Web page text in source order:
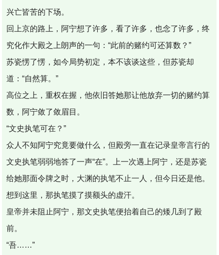
兴亡皆苦的下场。
回上京的路上，阿宁想了许多，看了许多，也念了许多，终
究化作大殿之上朗声的一句：“此前的赌约可还算数？”
苏瓷愣了愣，如今局势初定，本不该谈这些，但苏瓷却
道：“自然算。”
高位之上，重权在握，他依旧答她那让他放弃一切的赌约算
数，阿宁敛了敛眉目。
“文史执笔可在？”
众人不知阿宁究竟要做什么，但殿旁一直在记录皇帝言行的
文史执笔弱弱地答了一声“在”。上一次遇上阿宁，还是苏瓷
给她那面令牌之时，大渊的执笔不止一人，但今日还是他。
想到这里，那执笔摸了摸额头的虚汗。
皇帝并未阻止阿宁，那文史执笔便抬着自己的矮几到了殿
前。
“吾……”